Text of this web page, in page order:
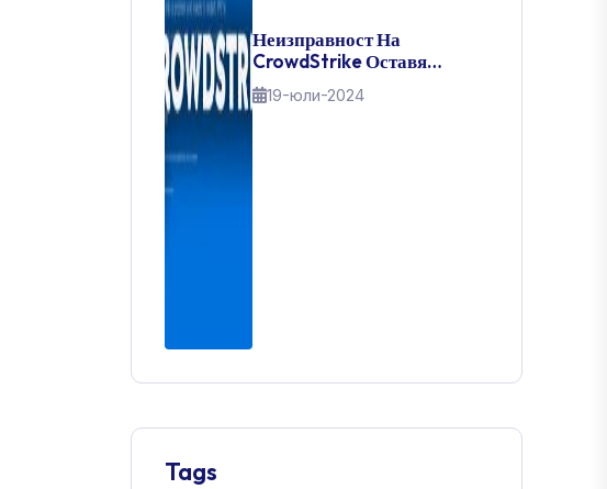
Неизправност На
CrowdStrike Оставя
Милиони Потребители На
Windows Блокирани С
19-юли-2024
Tags